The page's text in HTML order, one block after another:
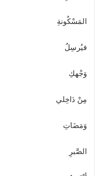
المَسْكُونةِ
فيُرسِلُ
وَجْهكِ
مِنْ دَاخِلي
وَمَضَاتِ
الصَّبرِ